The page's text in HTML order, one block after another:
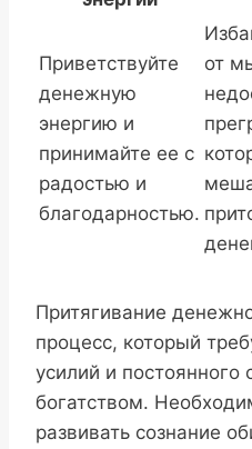
Приветствуйте
денежную
энергию и
принимайте ее с
радостью и
благодарностью.
от
Притягивание
процесс, который
усилий и постоянного
богатством.
развивать сознание